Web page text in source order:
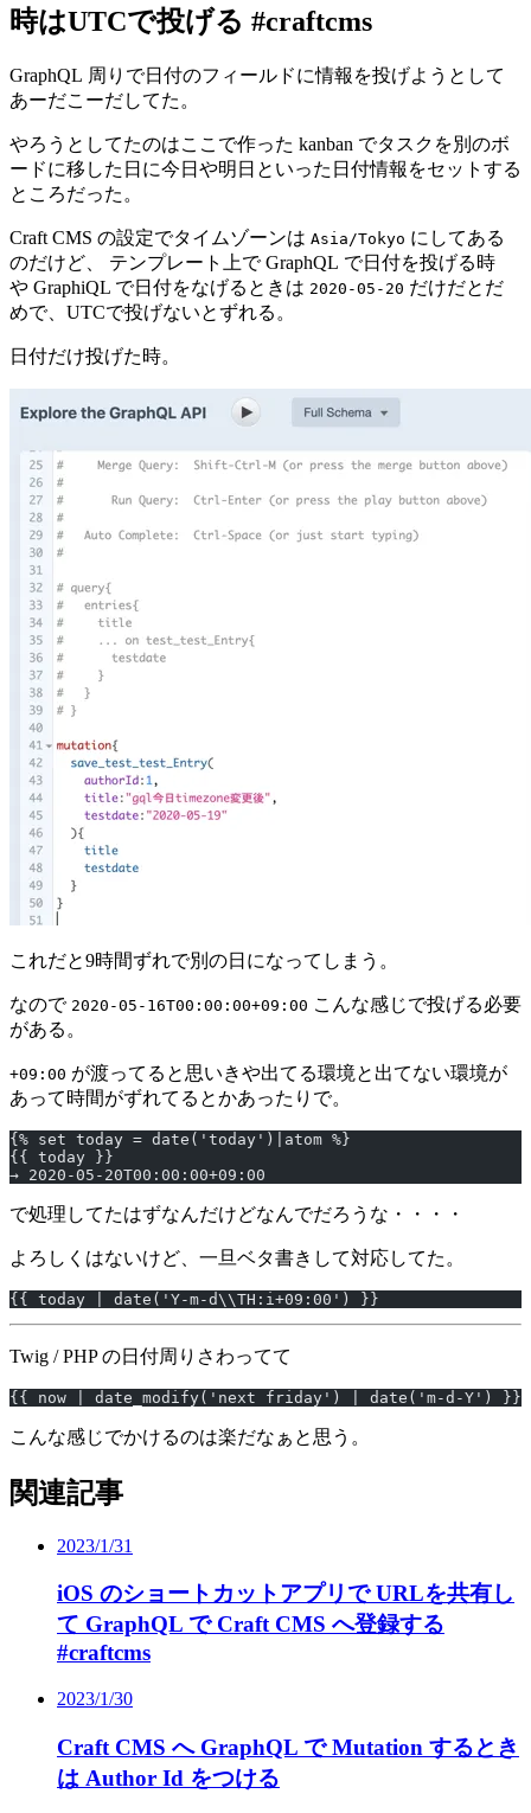
時はUTCで投げる #craftcms
GraphQL 周りで日付のフィールドに情報を投げようとして
あーだこーだしてた。
やろうとしてたのはここで作った kanban でタスクを別のボ
ードに移した日に今日や明日といった日付情報をセットする
ところだった。
Craft CMS の設定でタイムゾーンは Asia/Tokyo にしてある
のだけど、 テンプレート上で GraphQL で日付を投げる時
や GraphiQL で日付をなげるときは 2020-05-20 だけだとだ
めで、UTCで投げないとずれる。
日付だけ投げた時。
これだと9時間ずれで別の日になってしまう。
なので 2020-05-16T00:00:00+09:00 こんな感じで投げる必要
がある。
+09:00 が渡ってると思いきや出てる環境と出てない環境が
あって時間がずれてるとかあったりで。
{% set today = date('today')|atom %}
{{ today }}
→ 2020-05-20T00:00:00+09:00
で処理してたはずなんだけどなんでだろうな・・・・
よろしくはないけど、一旦ベタ書きして対応してた。
{{ today | date('Y-m-d\\TH:i+09:00') }}
Twig / PHP の日付周りさわってて
{{ now | date_modify('next friday') | date('m-d-Y') }}
こんな感じでかけるのは楽だなぁと思う。
関連記事
2023/1/31
iOS のショートカットアプリで URLを共有し
て GraphQL で Craft CMS へ登録する
#craftcms
2023/1/30
Craft CMS へ GraphQL で Mutation するとき
は Author Id をつける